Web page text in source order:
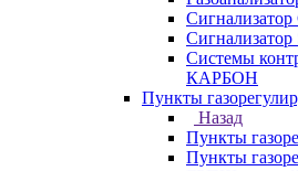
Системы
КАРБОН
Пункты
Назад
Пункты
Пункты